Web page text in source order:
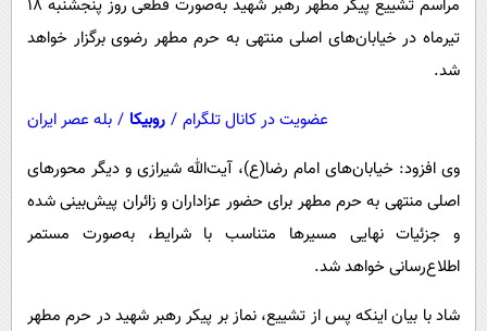
مراسم تشییع پیکر مطهر رهبر شهید به‌صورت قطعی روز پنجشنبه ۱۸
تیرماه در خیابان‌های اصلی منتهی به حرم مطهر رضوی برگزار خواهد
شد.
عضویت در کانال تلگرام / روبیکا / بله عصر ایران
وی افزود: خیابان‌های امام رضا(ع)، آیت‌الله شیرازی و دیگر محورهای
اصلی منتهی به حرم مطهر برای حضور عزاداران و زائران پیش‌بینی شده
و جزئیات نهایی مسیرها متناسب با شرایط، به‌صورت مستمر
اطلاع‌رسانی خواهد شد.
شاد با بیان اینکه پس از تشییع، نماز بر پیکر رهبر شهید در حرم مطهر